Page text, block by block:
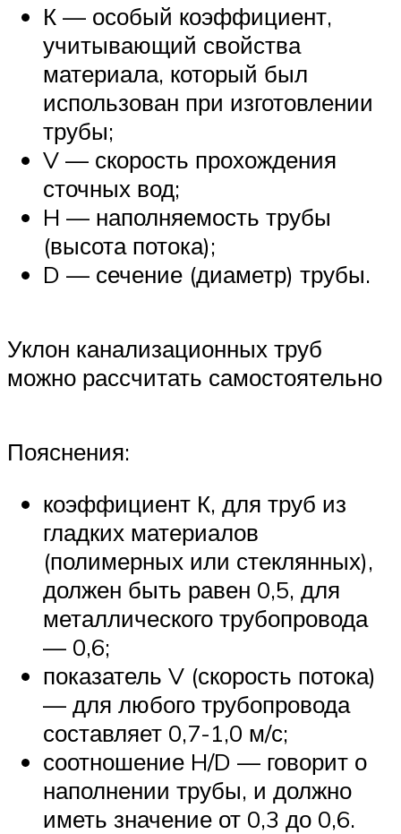
К — особый коэффициент,
учитывающий свойства
материала, который был
использован при изготовлении
трубы;
V — скорость прохождения
сточных вод;
H — наполняемость трубы
(высота потока);
D — сечение (диаметр) трубы.
Уклон канализационных труб
можно рассчитать самостоятельно
Пояснения:
коэффициент К, для труб из
гладких материалов
(полимерных или стеклянных),
должен быть равен 0,5, для
металлического трубопровода
— 0,6;
показатель V (скорость потока)
— для любого трубопровода
составляет 0,7-1,0 м/с;
соотношение H/D — говорит о
наполнении трубы, и должно
иметь значение от 0,3 до 0,6.